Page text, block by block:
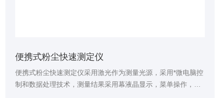
便携式粉尘快速测定仪
便携式粉尘快速测定仪采用激光作为测量光源，采用*微电脑控
制和数据处理技术，测量结果采用幕液晶显示，菜单操作，功